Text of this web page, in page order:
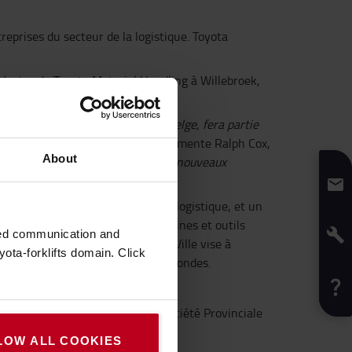
About
communication and
forklifts domain. Click
ALL COOKIES
du secteur de la logistique. Toyota
de Toyota Material Handling à Willebroek,
commercial de notre branche belge, fera partie
secteur de la manutention, commente Ralph Cox,
peuvent venir y découvrir les nouveaux
les solutions du secteur de la logistique, et un
dernières possibilités des machines et outils
la logistique de demain. Log!Ville vise à
lors de séminaires et tables rondes.
régional européen) et POM (Société Provinciale